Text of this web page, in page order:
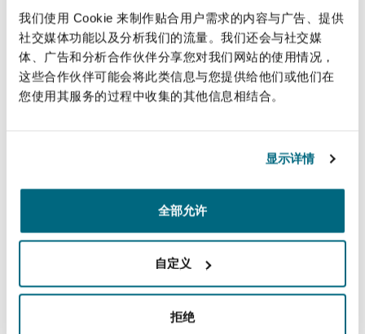
我们使用 Cookie 来制作贴合用户需求的内容与广告、提供
社交媒体功能以及分析我们的流量。我们还会与社交媒
体、广告和分析合作伙伴分享您对我们网站的使用情况，
这些合作伙伴可能会将此类信息与您提供给他们或他们在
您使用其服务的过程中收集的其他信息相结合。
显示详情
全部允许
自定义
拒绝
Political Risk & Trade Credit
Product Liability & Recall
Reinsurance
兰巴托 – 联营办公室
约
藩市
物浦
彻斯特，新贝利广场2号
Casualty, Salvage & Wreck Removal
航运